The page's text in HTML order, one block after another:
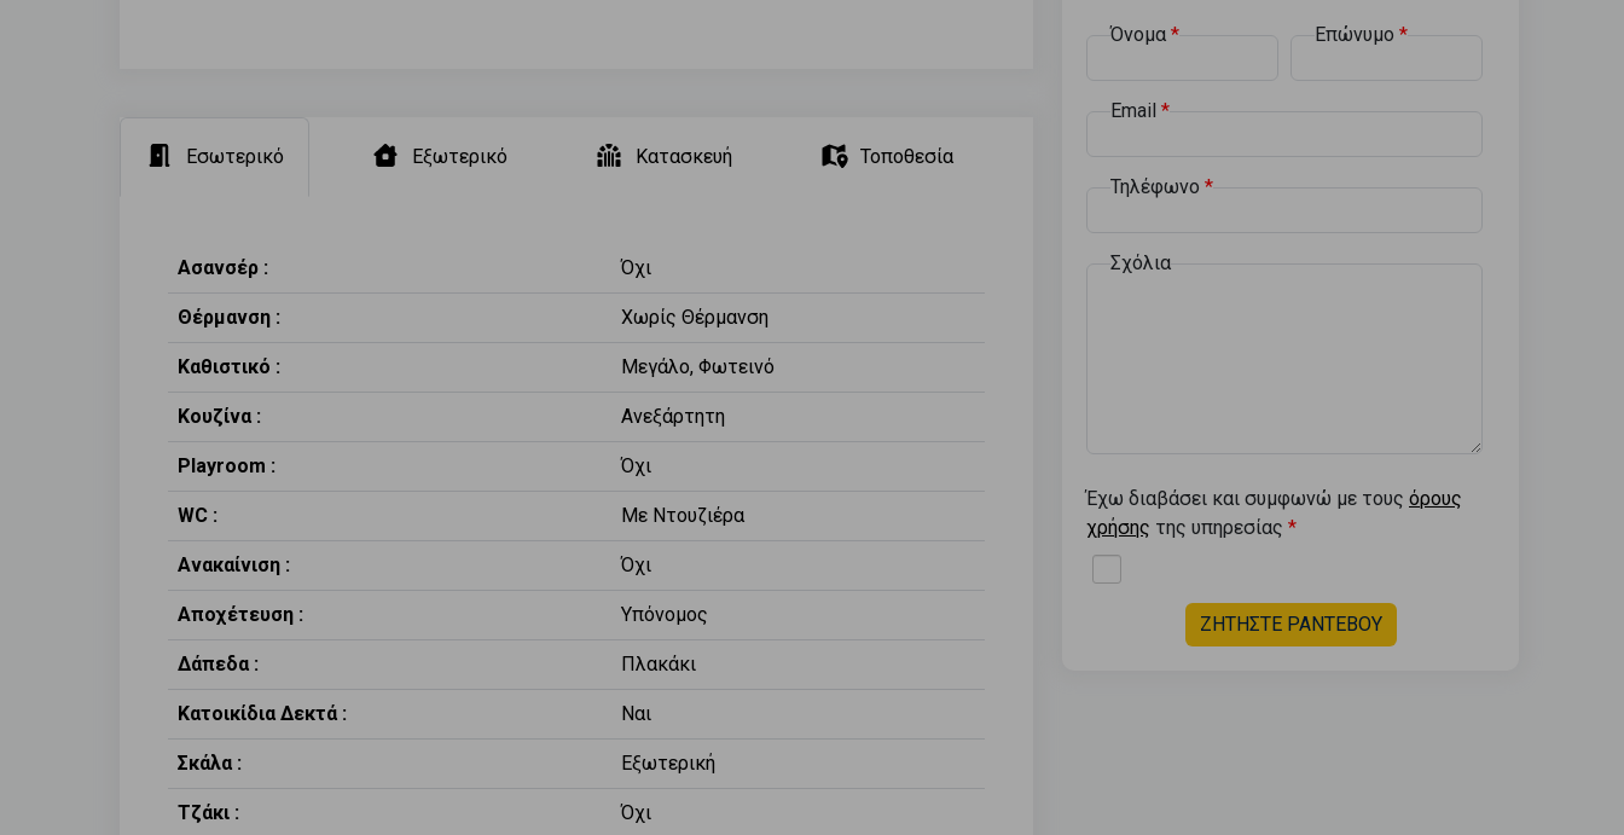
Όνομα Επώνυμο
Email
Τηλέφωνο
Σχόλια
Έχω διαβάσει και συμφωνώ με τους όρους
χρήσης της υπηρεσίας
ΖΗΤΗΣΤΕ ΡΑΝΤΕΒΟΥ
Εσωτερικό Εξωτερικό Κατασκευή Τοποθεσία
Ασανσέρ : Όχι
Θέρμανση : Χωρίς Θέρμανση
Καθιστικό : Μεγάλο, Φωτεινό
Κουζίνα : Ανεξάρτητη
Playroom : Όχι
WC : Με Ντουζιέρα
Ανακαίνιση : Όχι
Αποχέτευση : Υπόνομος
Δάπεδα : Πλακάκι
Κατοικίδια Δεκτά : Ναι
Σκάλα : Εξωτερική
Τζάκι : Όχι